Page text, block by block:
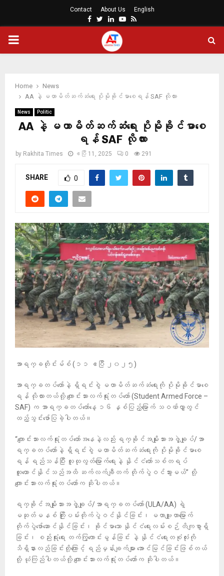
Contact About Us English
Facebook
Twitter
LinkedinYoutube
Rss
PRIMARY
Home
News
AA နဲ့ မဟာမိတ်ဆက်ဆံရေး ပိုမိုခိုင်မာစေရန် SAF လိုလား
News Politic
AA နဲ့ မဟာမိတ်ဆက်ဆံရေး ပိုမိုခိုင်မာစေ
ရန် SAF လိုလား
by Rakhita Times ဧပြီ 11, 2025 0 291
SHARE 0
အာရက္ခတိုင်းမ်စ် (၁၁ ဧပြီ ၂၀၂၅)
အာရက္ခတပ်တော်နဲ့ ရှိရင်းစွဲ မဟာမိတ်ဆက်ဆံရေးကို ပိုမိုခိုင်မာစေ
ရန် လိုလားတယ်လို့ ကျောင်းသားလက်ရုံးတပ်တော် (Student Armed Force –
SAF) က အာရက္ခတပ်တော်နေ့ ၁၆ နှစ်ပြည့်မြောက် သဝဏ်လွှာတွင်
ထည့်သွင်းဖော်ပြခဲ့ပါတယ်။
“ကျောင်းသားလက်ရုံးတပ်တော်အနေနဲ့လည်း ရက္ခိုင်အမျိုးသားအဖွဲ့ချုပ်/အာ
ရက္ခတပ်တော်နဲ့ ရှိရင်းစွဲ မဟာမိတ်ဆက်ဆံရေးကို ပိုမိုခိုင်မာစေ
ရန် ရည်သန်ပြီး လူထုလွတ်မြောက်ရေးနဲ့ နိုင်ငံတော်သစ်တရပ်
ထူထောင်နိုင်သည်အထိ ဆက်လက်ချီတက် တိုက်ပွဲဝင်သွားမယ်” လို့
ကျောင်းသားလက်ရုံးတပ်တော်က ဆိုပါတယ်။
ရက္ခိုင်အမျိုးသားအဖွဲ့ချုပ်/အာရက္ခတပ်တော် (ULA/AA) ရဲ့
မဆုတ်မနစ် ကြိုးပမ်းတိုက်ပွဲဝင်နိုင်ခြင်း၊ မဟာဗျူဟာမြောက်
တိုက်ပွဲဖော်ဆောင်နိုင်ခြင်း၊ ခိုင်မာသော နိုင်ငံရေးလမ်းစဉ် တိကျစွာရှိ
ခြင်း၊ စည်းရုံးရေး တက်ကြွကောင်းမွန်ခြင်း နဲ့ နိုင်ငံရေးတစုံလုံးကို
သိရှိနားလည်ခြင်းတို့ကြောင့် ရည်မှန်းချက်များ အောင်မြင်ခြင်းဖြစ်တယ်
လို့ ယုံကြည်ပါတယ်လို့ ကျောင်းသားလက်ရုံးတပ်တော်က ဆိုပါတယ်။